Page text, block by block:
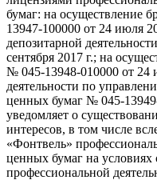
бумаг: на осуществление
13947-100000 от 24 июля
депозитарной
сентября 2017 г.; на
№ 045-13948-010000 от 24
деятельности по
ценных бумаг № 045-
уведомляет о
интересов, в том числе
«Фонтвель»
ценных бумаг на
профессиональной